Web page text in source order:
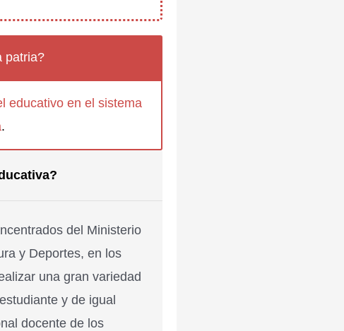
patria?
educativo en el sistema
.
del Ministerio
y Deportes, en los
una gran variedad
y de igual
docente de los